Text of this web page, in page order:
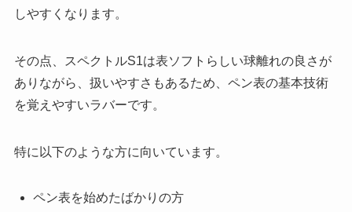
しやすくなります。
その点、スペクトルS1は表ソフトらしい球離れの良さが
ありながら、扱いやすさもあるため、ペン表の基本技術
を覚えやすいラバーです。
特に以下のような方に向いています。
ペン表を始めたばかりの方